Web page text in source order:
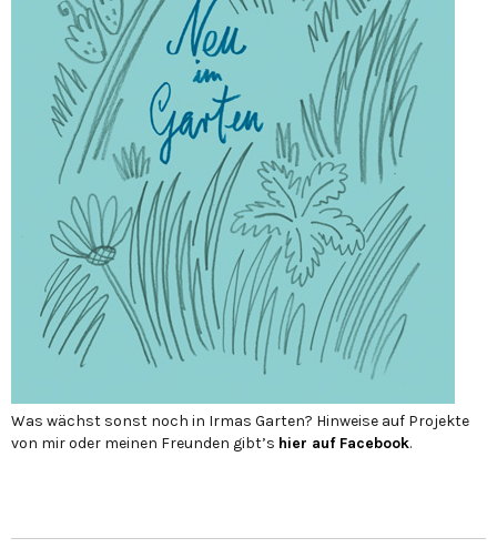
Was wächst sonst noch in Irmas Garten? Hinweise auf Projekte
von mir oder meinen Freunden gibt’s hier auf Face­book.